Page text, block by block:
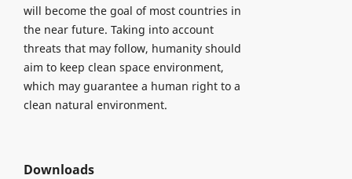
will become the goal of most countries in
the near future. Taking into account
threats that may follow, humanity should
aim to keep clean space environment,
which may guarantee a human right to a
clean natural environment.
Downloads